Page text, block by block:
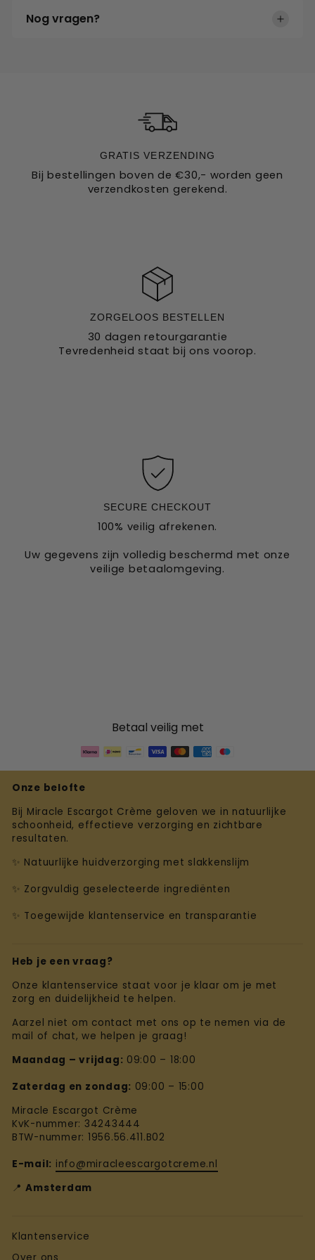
Nog vragen?
GRATIS VERZENDING
Bij bestellingen boven de €30,- worden geen
verzendkosten gerekend.
ZORGELOOS BESTELLEN
30 dagen retourgarantie
Tevredenheid staat bij ons voorop.
SECURE CHECKOUT
100% veilig afrekenen.
Uw gegevens zijn volledig beschermd met onze
veilige betaalomgeving.
Betaal veilig met
Onze belofte
Bij Miracle Escargot Crème geloven we in natuurlijke
schoonheid, effectieve verzorging en zichtbare
resultaten.
✨ Natuurlijke huidverzorging met slakkenslijm
✨ Zorgvuldig geselecteerde ingrediënten
✨ Toegewijde klantenservice en transparantie
Heb je een vraag?
Onze klantenservice staat voor je klaar om je met
zorg en duidelijkheid te helpen.
Aarzel niet om contact met ons op te nemen via de
mail of chat, we helpen je graag!
Maandag – vrijdag: 09:00 – 18:00
Zaterdag en zondag: 09:00 – 15:00
Miracle Escargot Crème
KvK-nummer: 34243444
BTW-nummer: 1956.56.411.B02
E-mail: info@miracleescargotcreme.nl
📍Amsterdam
Klantenservice